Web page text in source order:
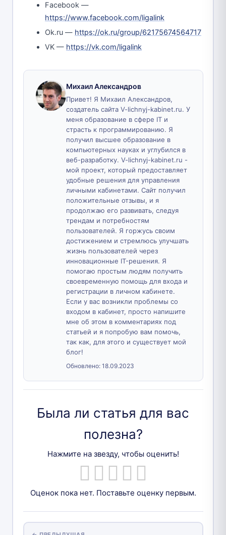
Facebook —
https://www.facebook.com/ligalink
Ok.ru — https://ok.ru/group/62175674564717
VK — https://vk.com/ligalink
Михаил Александров
Привет! Я Михаил Александров,
создатель сайта V-lichnyj-kabinet.ru. У
меня образование в сфере IT и
страсть к программированию. Я
получил высшее образование в
компьютерных науках и углубился в
веб-разработку. V-lichnyj-kabinet.ru -
мой проект, который предоставляет
удобные решения для управления
личными кабинетами. Сайт получил
положительные отзывы, и я
продолжаю его развивать, следуя
трендам и потребностям
пользователей. Я горжусь своим
достижением и стремлюсь улучшать
жизнь пользователей через
инновационные IT-решения. Я
помогаю простым людям получить
своевременную помощь для входа и
регистрации в личном кабинете.
Если у вас возникли проблемы со
входом в кабинет, просто напишите
мне об этом в комментариях под
статьей и я попробую вам помочь,
так как, для этого и существует мой
блог!
Обновлено: 18.09.2023
Была ли статья для вас
полезна?
Нажмите на звезду, чтобы оценить!
Оценок пока нет. Поставьте оценку первым.